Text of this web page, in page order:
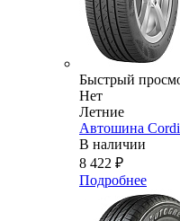
Быстрый
Нет
Летние
Автошина
В наличии
8 422 ₽
Подробнее